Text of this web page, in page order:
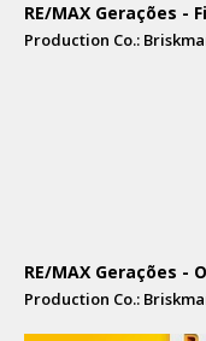
RE/MAX Gerações -
Production Co.:
RE/MAX Gerações -
Production Co.: